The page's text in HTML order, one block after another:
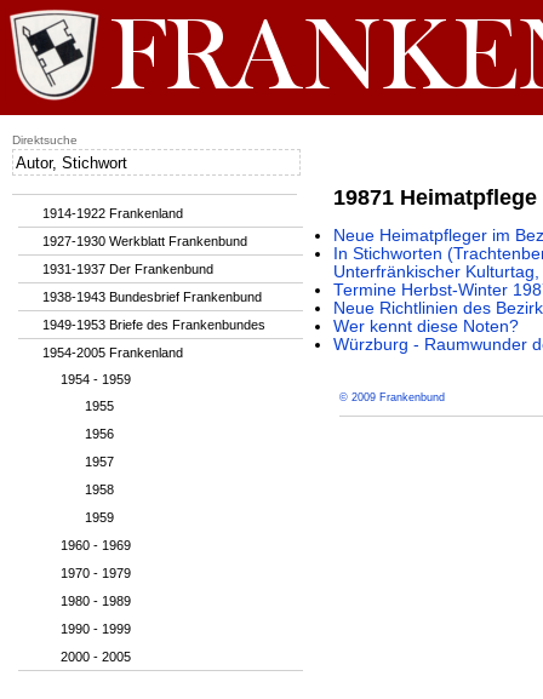
19871
Neue Heimatpfleger im
In Stichworten
Unterfränkischer
Termine Herbst-Winter
Neue Richtlinien des
Wer kennt diese Noten?
Würzburg - Raumwunder
© 2009 Frankenbund
1914-1922 Frankenland
1927-1930 Werkblatt Frankenbund
1931-1937 Der Frankenbund
1938-1943 Bundesbrief Frankenbund
1949-1953 Briefe des Frankenbundes
1954-2005 Frankenland
1954 - 1959
1955
1956
1957
1958
1959
1960 - 1969
1970 - 1979
1980 - 1989
1990 - 1999
2000 - 2005
Direktsuche